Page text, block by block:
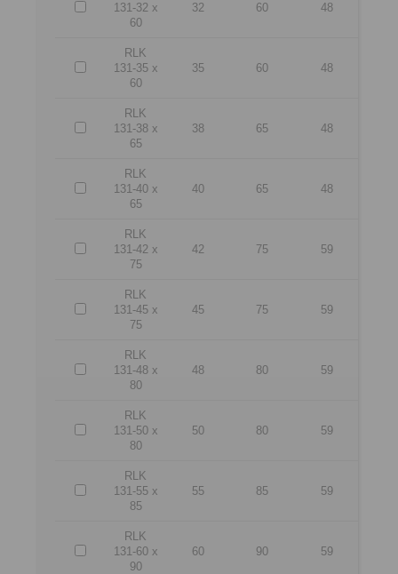
131-32 x
60
32 60 48
RLK
131-35 x
60
35 60 48
RLK
131-38 x
65
38 65 48
RLK
131-40 x
65
40 65 48
RLK
131-42 x
75
42 75 59
RLK
131-45 x
75
45 75 59
RLK
131-48 x
80
48 80 59
RLK
131-50 x
80
50 80 59
RLK
131-55 x
85
55 85 59
RLK
131-60 x
90
60 90 59